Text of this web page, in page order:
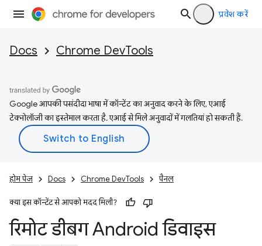
प्रवेश करें
Docs Chrome DevTools
Google आपकी पसंदीदा भाषा में कॉन्टेंट का अनुवाद करने के लिए, एआई
टेक्नोलॉजी का इस्तेमाल करता है. एआई से मिले अनुवादों में गलतियां हो सकती हैं.
होम पेज Docs Chrome DevTools पैनल
क्या इस कॉन्टेंट से आपको मदद मिली?
रिमोट डीबग Android डिवाइस